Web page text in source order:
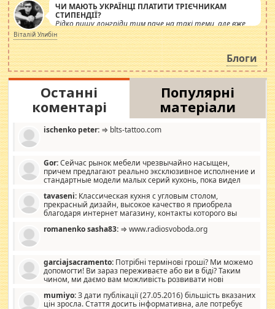
ЧИ МАЮТЬ УКРАЇНЦІ ПЛАТИТИ ТРІЄЧНИКАМ
СТИПЕНДІЇ?
Рідко пишу лонгріди тим паче на такі теми, але вже
просто дістало! Обурюють сьогоднішні інсенуації
навколо стипендіального питання. Штучно
роздувається ще одна соціальна катастрофа.
Віталій Улибін
Блоги
Останні
коментарі
Популярні
матеріали
ischenko peter: ⇒ blts-tattoo.com
Gor:Сейчас рынок мебели чрезвычайно насыщен,
причем предлагают реально эксклюзивное исполнение и
стандартные модели малых серий кухонь, пока видел
стандартные формы, в MebelOk, креативненько и что главное -
со вкусом все в порядке, без ненужных наворотов удорожающих
мебель, а это не последний фактор.
tavaseni: Классическая кухня с угловым столом,
прекрасный дизайн, высокое качество я приобрела
благодаря интернет магазину, контакты которого вы
romanenko sasha83: ⇒ www.radiosvoboda.org
garciajsacramento: Потрібні термінові гроші? Ми можемо
допомогти! Ви зараз переживаєте або ви в біді? Таким
чином, ми даємо вам можливість розвивати нові
допомагати людям, які намагаються дати їм шанс. Кожен
заслуговує на другий шанс, і, оскільки влада не зможе, вони
mumiyo:З дати публікації (27.05.2016) більшість вказаних
цін зросла. Стаття досить інформативна, але потребує